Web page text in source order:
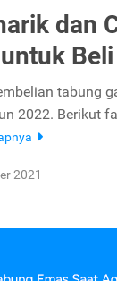
dan
tabung
2022. Berikut
2021